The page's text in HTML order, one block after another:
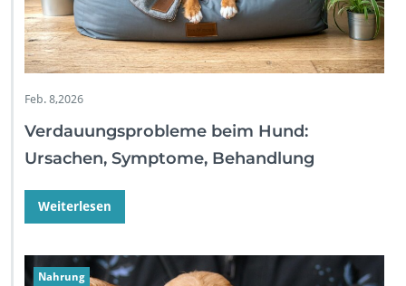
Feb. 8,2026
Verdauungsprobleme beim Hund:
Ursachen, Symptome, Behandlung
Weiterlesen
Nahrung